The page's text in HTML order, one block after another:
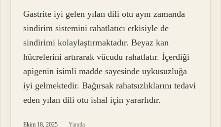
Gastrite iyi gelen yılan dili otu aynı zamanda
sindirim sistemini rahatlatıcı etkisiyle de
sindirimi kolaylaştırmaktadır. Beyaz kan
hücrelerini artırarak vücudu rahatlatır. İçerdiği
apigenin isimli madde sayesinde uykusuzluğa
iyi gelmektedir. Bağırsak rahatsızlıklarını tedavi
eden yılan dili otu ishal için yararlıdır.
Ekim 18, 2025 Yanıtla